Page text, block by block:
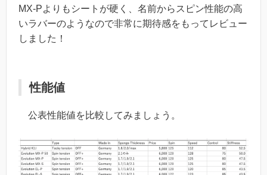
MX-Pよりもシートが硬く、名前からスピン性能の高
いラバーのようなので非常に期待感をもってレビュー
しました！
性能値
公表性能値を比較してみましょう。